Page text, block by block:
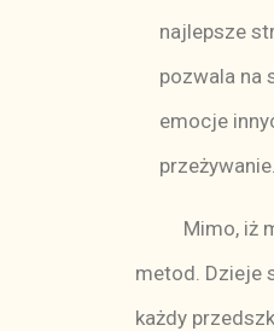
najlepsze
pozwala na
emocje
przeżywanie.
Mimo, iż
metod. Dzieje
każdy